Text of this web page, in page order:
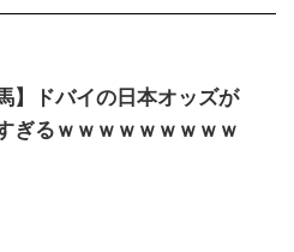
】ドバイの日本オッズが
ぎるｗｗｗｗｗｗｗｗｗ